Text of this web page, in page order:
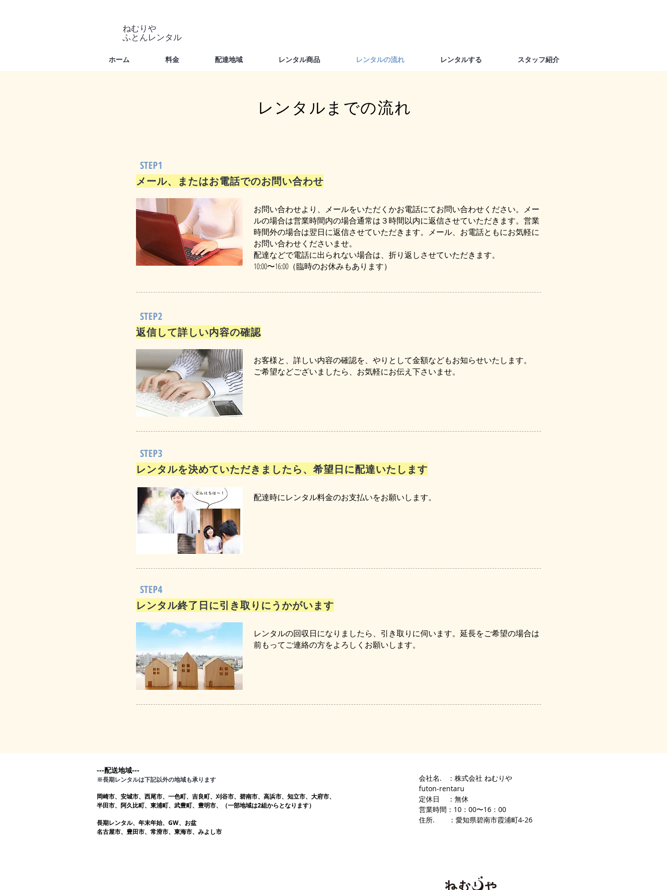
ホーム 料金 配達地域 レンタル商品 レンタルの流れ レンタルする スタッフ紹介
ねむりや
​ふとんレンタル
レンタルまでの流れ
STEP1
​メール、またはお電話でのお問い合わせ
お問い合わせより、メールをいただくかお電話にてお問い合わせください。メー
ルの場合は営業時間内の場合通常は３時間以内に返信させていただきます。営業
時間外の場合は翌日に返信させていただきます。メール、お電話ともにお気軽に
お問い合わせくださいませ。
配達などで電話に出られない場合は、折り返しさせていただきます。
10:00〜16:00（臨時のお休みもあります）
STEP2
返信して詳しい内容の確認
お客様と、詳しい内容の確認を、やりとして金額などもお知らせいたします。
​ご希望などございましたら、お気軽にお伝え下さいませ。
STEP3
レンタルを決めていただきましたら、希望日に配達いたします
配達時にレンタル料金のお支払いをお願いします。
STEP4
レンタル終了日に引き取りにうかがいます
レンタルの回収日になりましたら、引き取りに伺います。延長をご希望の場合は
前もってご連絡の方をよろしくお願いします。
---配送地域---​
※長期レンタルは下記以外の地域も承ります
岡崎市、安城市、西尾市、一色町、吉良町、刈谷市、碧南市、高浜市、知立市、大府市​、
半田市、阿久比町、東浦町、武豊町、豊明市、（一部地域は2組からとなります）
長期レンタル、年末年始、GW、お盆
名古屋市、豊田市、常滑市、東海市、みよし市
会社名. ：株式会社 ねむりや
futon-rentaru
定休日 ：無休
営業時間：10：00〜16 ：00
​住所. ：愛知県碧南市霞浦町4-2​6